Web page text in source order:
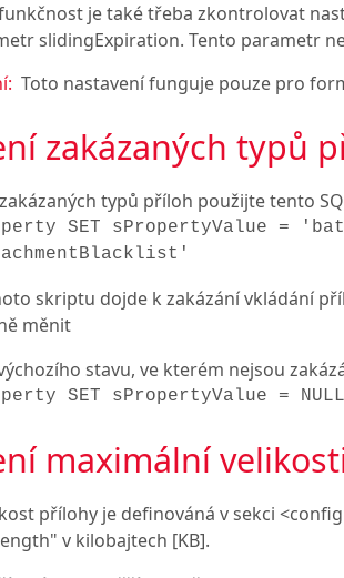
je také třeba zkontrolovat
slidingExpiration. Tento parametr
Toto nastavení funguje pouze pro
zakázaných typů
typů příloh použijte tento
SET sPropertyValue =
skriptu dojde k zakázání vkládání
měnit
stavu, ve kterém nejsou
SET sPropertyValue =
maximální
přílohy je definováná v sekci
v kilobajtech [KB].